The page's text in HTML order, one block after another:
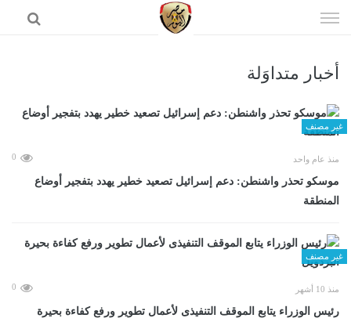
الى
أخبار متداوَلة
غير مصنف
منذ عام واحد 0
موسكو تحذر واشنطن: دعم إسرائيل تصعيد خطير يهدد بتفجير أوضاع
المنطقة
غير مصنف
منذ 10 أشهر 0
رئيس الوزراء يتابع الموقف التنفيذى لأعمال تطوير ورفع كفاءة بحيرة